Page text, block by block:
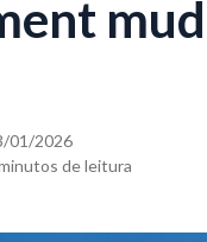
01/2026
de leitura